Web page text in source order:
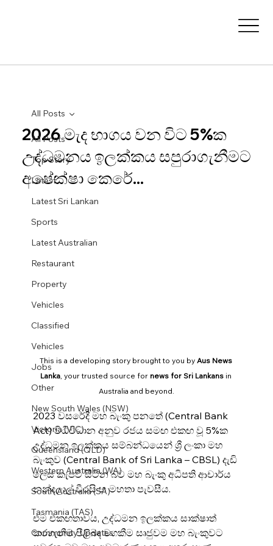
All Posts
Top Story
Latest
Latest Sri Lankan
Sports
Latest Australian
Restaurant
Property
Vehicles
Classified
Vehicles
Jobs
Other
New South Wales (NSW)
Victoria (VIC)
Queensland (QLD)
Western Australia (WA)
South Australia (SA)
Tasmania (TAS)
Community Updates
All Posts
2026 මැද භාගය වන විට 5%ක
උද්ධමනය ඉලක්කය සපුරාගැනීමට
අපේක්ෂා කෙරේ...
This is a developing story brought to you by Aus News
Lanka, your trusted source for news for Sri Lankans in
Australia and beyond.
2023 වසරේදී මහ බැංකු පනතේ (Central Bank
Act) විධිවිධාන අනුව රජය සමඟ එකඟ වූ 5%ක
උද්ධමන ඉලක්කය සම්බන්ධයෙන් ශ්‍රී ලංකා මහ
බැංකුව (Central Bank of Sri Lanka – CBSL) දැඩි
ලෙස කැපවී සිටින බව මහ බැංකු අධිපති ආචාර්ය
නන්දලාල් වීරසිංහ මහතා පැවසීය.
එම එකඟතාවය, උද්ධමන ඉලක්කය සාක්ෂාත්
කරගැනීම පිළිබඳ වගකීම සෘජුවම මහ බැංකුවට